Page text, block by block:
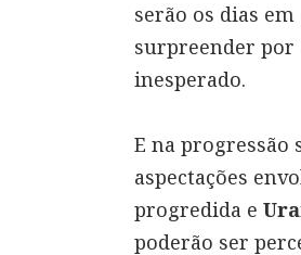
serão os dias
surpreender por
inesperado.
E na progressão
aspectações
progredida e
poderão ser